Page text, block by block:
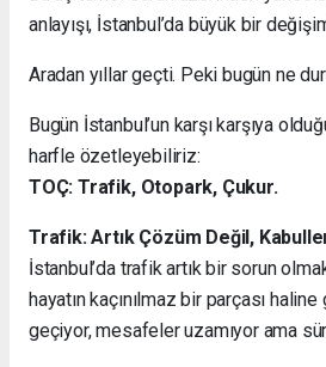
anlayışı, İstanbul’da büyük bir
Aradan yıllar geçti. Peki bugün ne
Bugün İstanbul’un karşı karşıya
harfle özetleyebiliriz:
TOÇ: Trafik, Otopark, Çukur.
Trafik: Artık Çözüm Değil,
İstanbul’da trafik artık bir sorun
hayatın kaçınılmaz bir parçası
geçiyor, mesafeler uzamıyor ama